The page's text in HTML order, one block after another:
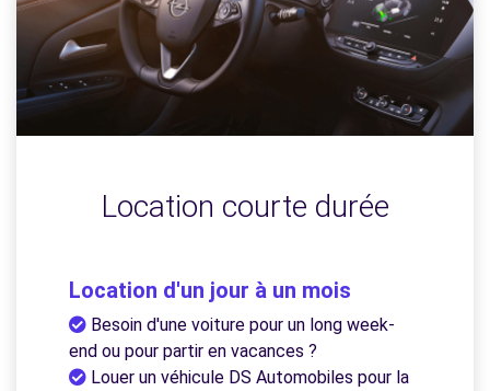
Location courte durée
Location d'un jour à un mois
Besoin d'une voiture pour un long week-
end ou pour partir en vacances ?
Louer un véhicule DS Automobiles pour la